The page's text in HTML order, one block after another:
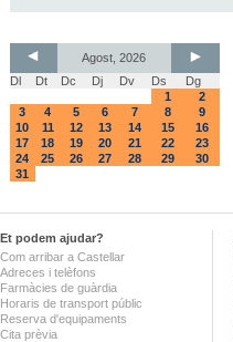
Agost, 2026
Dl
Dt Dc Dj Dv Ds
Dg
1
2
3
4 5 6 7 8
9
10
11 12 13 14 15
16
17
18 19 20 21 22
23
24
25 26 27 28 29
30
31
Et podem ajudar?
Com arribar a Castellar
Adreces i telèfons
Farmàcies de guàrdia
Horaris de transport públic
Reserva d'equipaments
Cita prèvia